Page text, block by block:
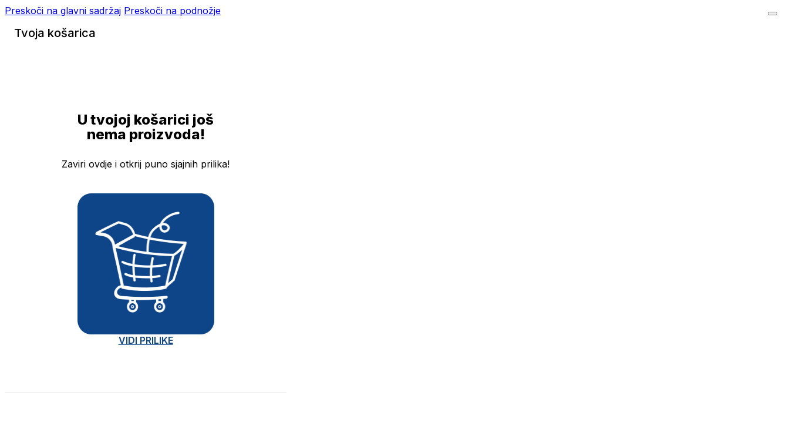
Preskoči na glavni sadržaj Preskoči na podnožje
Tvoja košarica
U tvojoj košarici još
nema proizvoda!
Zaviri ovdje i otkrij puno sjajnih prilika!
VIDI PRILIKE